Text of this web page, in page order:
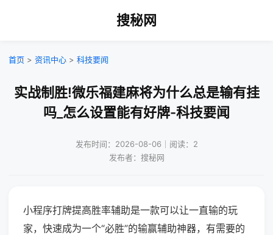
搜秘网
首页 > 资讯中心 > 科技要闻
实战制胜!微乐福建麻将为什么总是输有挂
吗_怎么设置能有好牌-科技要闻
发布时间：2026-08-06｜阅读：2
发布者：搜秘网
小程序打牌提高胜率辅助是一款可以让一直输的玩
家，快速成为一个“必胜”的输赢辅助神器，有需要的